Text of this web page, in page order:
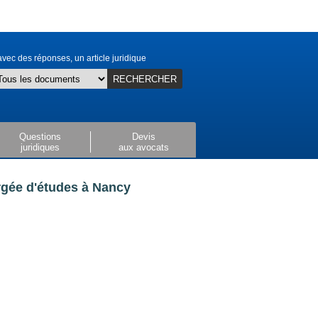
des réponses, un article juridique
RECHERCHER
Questions
juridiques
Devis
aux avocats
d'études à Nancy